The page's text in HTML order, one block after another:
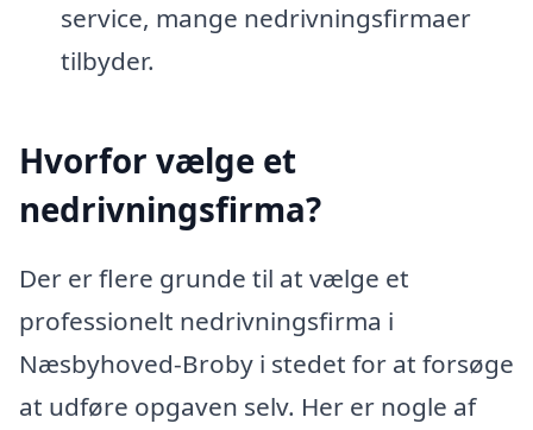
service, mange nedrivningsfirmaer
tilbyder.
Hvorfor vælge et
nedrivningsfirma?
Der er flere grunde til at vælge et
professionelt nedrivningsfirma i
Næsbyhoved-Broby i stedet for at forsøge
at udføre opgaven selv. Her er nogle af